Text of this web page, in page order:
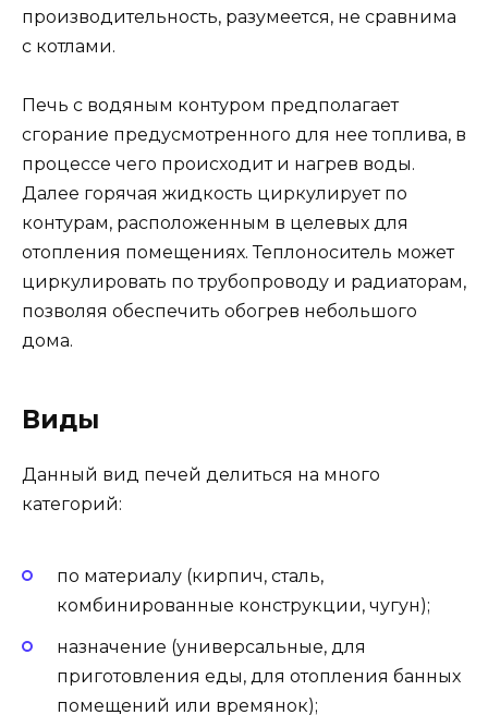
производительность, разумеется, не сравнима
с котлами.
Печь с водяным контуром предполагает
сгорание предусмотренного для нее топлива, в
процессе чего происходит и нагрев воды.
Далее горячая жидкость циркулирует по
контурам, расположенным в целевых для
отопления помещениях. Теплоноситель может
циркулировать по трубопроводу и радиаторам,
позволяя обеспечить обогрев небольшого
дома.
Виды
Данный вид печей делиться на много
категорий:
по материалу (кирпич, сталь,
комбинированные конструкции, чугун);
назначение (универсальные, для
приготовления еды, для отопления банных
помещений или времянок);